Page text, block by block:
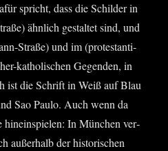
spricht, dass die Schil­der in
ähn­lich gestal­tet sind, und
Stra­ße) und im (pro­tes­tan­ti­
katho­li­schen Gegen­den, in
ist die Schrift in Weiß auf Blau
Sao Pau­lo. Auch wenn da
hin­ein­spie­len: In Mün­chen ver­
außer­halb der his­to­ri­schen